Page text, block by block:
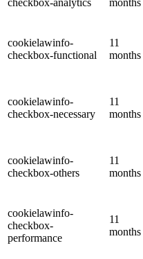
checkbox-analytics
months
cookielawinfo-
checkbox-functional
11
months
cookielawinfo-
checkbox-necessary
11
months
cookielawinfo-
checkbox-others
11
months
cookielawinfo-
checkbox-
performance
11
months